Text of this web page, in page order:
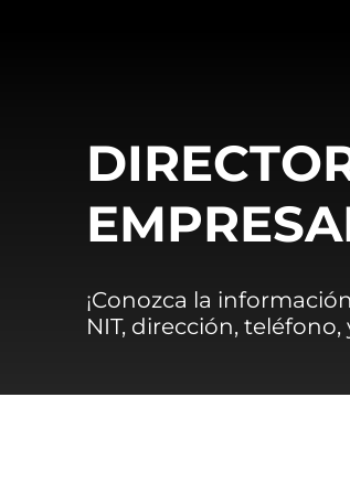
¡Conozca la
NIT, dirección,